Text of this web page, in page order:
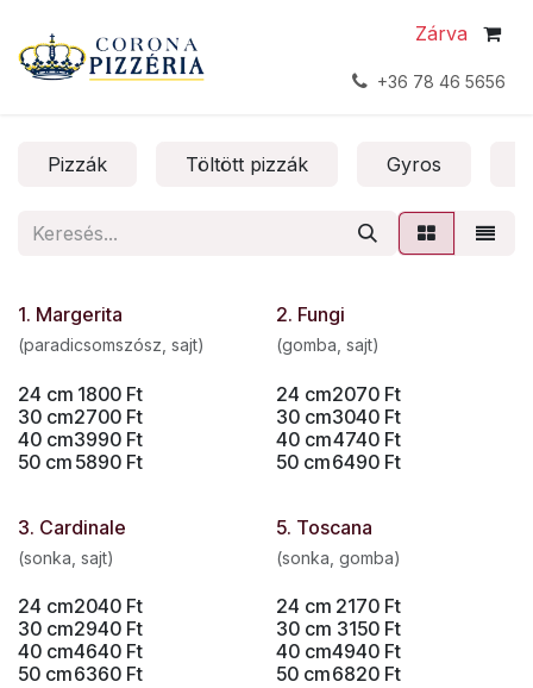
Zárva
+36 78 46 5656
Pizzák Töltött pizzák Gyros
1. Margerita
(paradicsomszósz, sajt)
24 cm 1800 Ft
30 cm2700 Ft
40 cm3990 Ft
50 cm 5890 Ft
2. Fungi
(gomba, sajt)
24 cm2070Ft
30 cm3040Ft
40 cm4740Ft
50 cm6490Ft
3. Cardinale
(sonka, sajt)
24 cm2040 Ft
30 cm2940 Ft
40 cm4640 Ft
50 cm6360 Ft
5. Toscana
(sonka, gomba)
24 cm 2170Ft
30 cm 3150Ft
40 cm4940Ft
50 cm6820Ft